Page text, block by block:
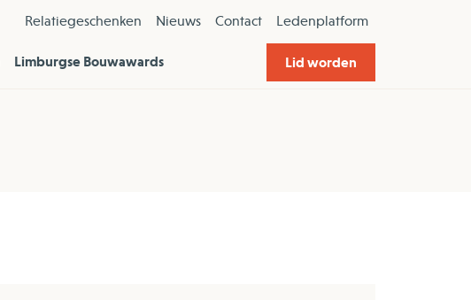
Limburgse Bouwawards Lid worden
Relatiegeschenken Nieuws Contact Ledenplatform